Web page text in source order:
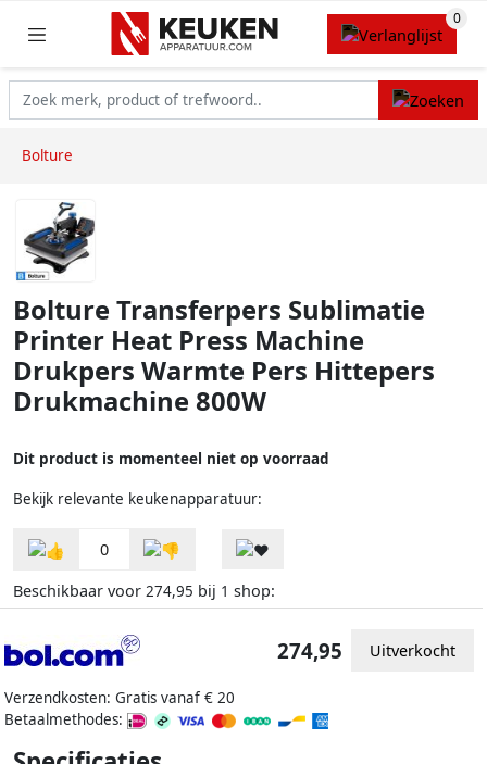
Bolture
Bolture Transferpers Sublimatie
Printer Heat Press Machine
Drukpers Warmte Pers Hittepers
Drukmachine 800W
Dit product is momenteel niet op voorraad
Bekijk relevante keukenapparatuur:
0
Beschikbaar voor 274,95 bij 1 shop:
Verzendkosten: Gratis vanaf € 20
Betaalmethodes:
274,95 Uitverkocht